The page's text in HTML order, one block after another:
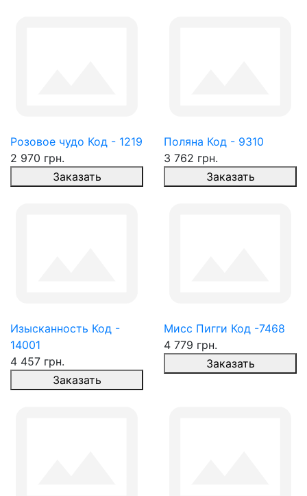
Розовое чудо Код - 1219
2 970 грн.
Заказать
Поляна Код - 9310
3 762 грн.
Заказать
Изысканность Код -
14001
4 457 грн.
Заказать
Мисс Пигги Код -7468
4 779 грн.
Заказать